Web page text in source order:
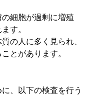
細胞が過剰に増殖
す。
の人に多く見られ、
とがあります。
、以下の検査を行う